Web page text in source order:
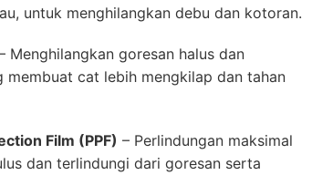
untuk menghilangkan debu dan kotoran.
Menghilangkan goresan halus dan
membuat cat lebih mengkilap dan tahan
Film (PPF) – Perlindungan maksimal
dan terlindungi dari goresan serta